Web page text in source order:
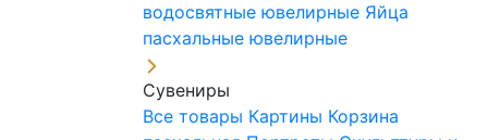
водосвятные ювелирные Яйца
пасхальные ювелирные
Сувениры
Все товары Картины Корзина